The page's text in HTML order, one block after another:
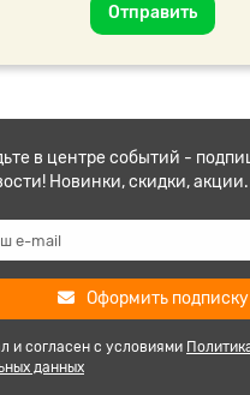
Отправить
в центре событий -
Новинки, скидки, акции.
Оформить подписку
и согласен с условиями
данных